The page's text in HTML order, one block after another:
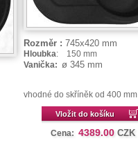
Rozměr : 745x420 mm
Hloubka: 150 mm
Vanička: ø 345 mm
vhodné do skříněk od 400 mm
Vložit do košíku
Cena: 4389.00 CZK